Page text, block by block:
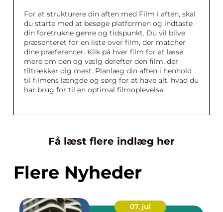
For at strukturere din aften med Film i aften, skal
du starte med at besøge platformen og indtaste
din foretrukne genre og tidspunkt. Du vil blive
præsenteret for en liste over film, der matcher
dine præferencer. Klik på hver film for at læse
mere om den og vælg derefter den film, der
tiltrækker dig mest. Planlæg din aften i henhold
til filmens længde og sørg for at have alt, hvad du
har brug for til en optimal filmoplevelse.
Få læst flere indlæg her
Flere Nyheder
07. jul